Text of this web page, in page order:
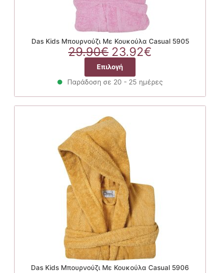
Das Kids Μπουρνούζι Με Κουκούλα Casual 5905
29.90€ Original
price
was:
29.90€.
23.92€
είναι:
23.92€.
Επιλογή
προϊόν
έχει
πολλαπλές
στη
σελίδα
του
προϊόντος
Παράδοση σε 20 - 25 ημέρες
Das Kids Μπουρνούζι Με Κουκούλα Casual 5906